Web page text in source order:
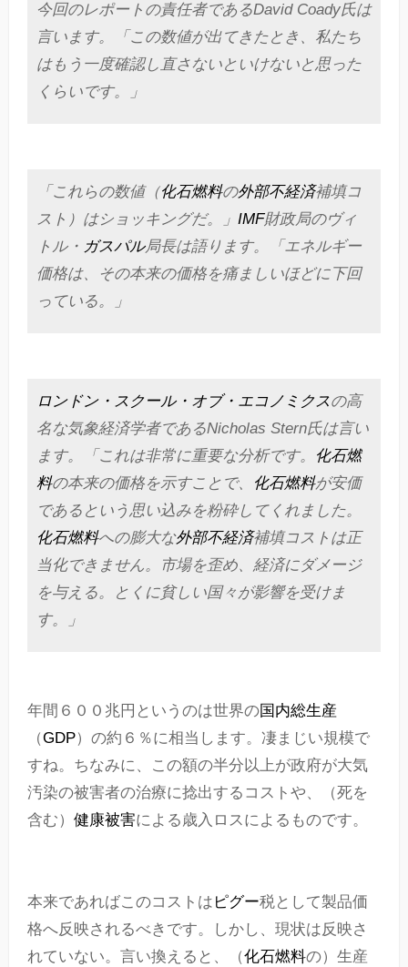
今回のレポートの責任者であるDavid Coady氏は
言います。「この数値が出てきたとき、私たち
はもう一度確認し直さないといけないと思った
くらいです。」
「これらの数値（化石燃料の外部不経済補填コ
スト）はショッキングだ。」 IMF財政局のヴィ
トル・ ガスパル局長は語ります。「エネルギー
価格は、その本来の価格を痛ましいほどに下回
っている。」
ロンドン・スクール・オブ・エコノミクスの高
名な気象経済学者であるNicholas Stern氏は言い
ます。「これは非常に重要な分析です。
化石燃
料の本来の価格を示すことで、 化石燃料が安価
であるという思い込みを粉砕してくれました。
化石燃料への膨大な外部不経済補填コストは正
当化できません。市場を歪め、経済にダメージ
を与える。とくに貧しい国々が影響を受けま
す。」
年間６００兆円というのは世界の国内総生産
（GDP）の約６％に相当します。凄まじい規模で
すね。ちなみに、この額の半分以上が政府が大気
汚染の被害者の治療に捻出するコストや、（死を
含む） 健康被害による歳入ロスによるものです。
本来であればこのコストは ピグー税として製品価
格へ反映されるべきです。しかし、現状は反映さ
れていない。言い換えると、（化石燃料の）生産